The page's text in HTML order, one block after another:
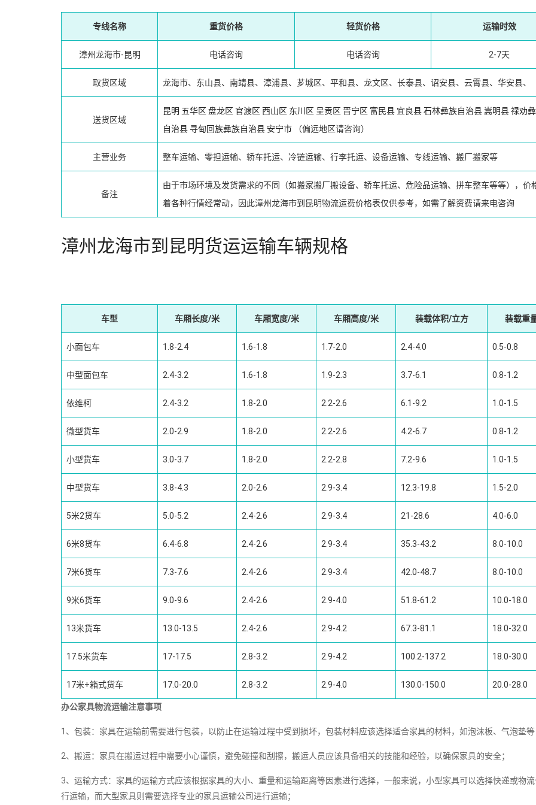
专线名称 重货价格 轻货价格 运输时效
漳州龙海市-昆明 电话咨询 电话咨询 2-7天
取货区域 龙海市、东山县、南靖县、漳浦县、芗城区、平和县、龙文区、长泰县、诏安县、云霄县、华安县、
送货区域
昆明 五华区 盘龙区 官渡区 西山区 东川区 呈贡区 晋宁区 富民县 宜良县石林彝族自治县嵩明县禄劝
自治县 寻甸回族彝族自治县 安宁市 （偏远地区请咨询）
主营业务 整车运输、零担运输、轿车托运、冷链运输、行李托运、设备运输、专线运输、搬厂搬家等
备注
由于市场环境及发货需求的不同（如搬家搬厂搬设备、轿车托运、危险品运输、拼车整车等等），价
着各种行情经常动，因此漳州龙海市到昆明物流运费价格表仅供参考，如需了解资费请来电咨询
漳州龙海市到昆明货运运输车辆规格
车型 车厢长度/米 车厢宽度/米 车厢高度/米 装载体积/立方 装载重
小面包车 1.8-2.4 1.6-1.8 1.7-2.0 2.4-4.0 0.5-0.8
中型面包车 2.4-3.2 1.6-1.8 1.9-2.3 3.7-6.1 0.8-1.2
依维柯 2.4-3.2 1.8-2.0 2.2-2.6 6.1-9.2 1.0-1.5
微型货车 2.0-2.9 1.8-2.0 2.2-2.6 4.2-6.7 0.8-1.2
小型货车 3.0-3.7 1.8-2.0 2.2-2.8 7.2-9.6 1.0-1.5
中型货车 3.8-4.3 2.0-2.6 2.9-3.4 12.3-19.8 1.5-2.0
5米2货车 5.0-5.2 2.4-2.6 2.9-3.4 21-28.6 4.0-6.0
6米8货车 6.4-6.8 2.4-2.6 2.9-3.4 35.3-43.2 8.0-10.0
7米6货车 7.3-7.6 2.4-2.6 2.9-3.4 42.0-48.7 8.0-10.0
9米6货车 9.0-9.6 2.4-2.6 2.9-4.0 51.8-61.2 10.0-18.0
13米货车 13.0-13.5 2.4-2.6 2.9-4.2 67.3-81.1 18.0-32.0
17.5米货车 17-17.5 2.8-3.2 2.9-4.2 100.2-137.2 18.0-30.0
17米+箱式货车 17.0-20.0 2.8-3.2 2.9-4.0 130.0-150.0 20.0-28.0
办公家具物流运输注意事项
1、包装：家具在运输前需要进行包装，以防止在运输过程中受到损坏，包装材料应该选择适合家具的材料，如泡沫板、气泡垫
2、搬运：家具在搬运过程中需要小心谨慎，避免碰撞和刮擦，搬运人员应该具备相关的技能和经验，以确保家具的安全；
3、运输方式：家具的运输方式应该根据家具的大小、重量和运输距离等因素进行选择，一般来说，小型家具可以选择快递或物
行运输，而大型家具则需要选择专业的家具运输公司进行运输；